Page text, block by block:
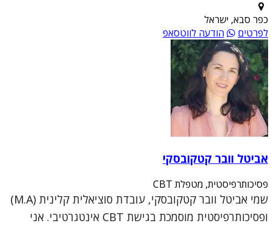
כפר סבא, ישראל
לפרטים
הודעה לווטסאפ
אביטל וובר קטקובסקי
פסיכותרפיסטית, מטפלת CBT
שמי אביטל וובר קטקובסקי, עובדת סוציאלית קלינית (M.A)
ופסיכותרפיסטית מוסמכת בגישת CBT אינטגרטיבי. אני